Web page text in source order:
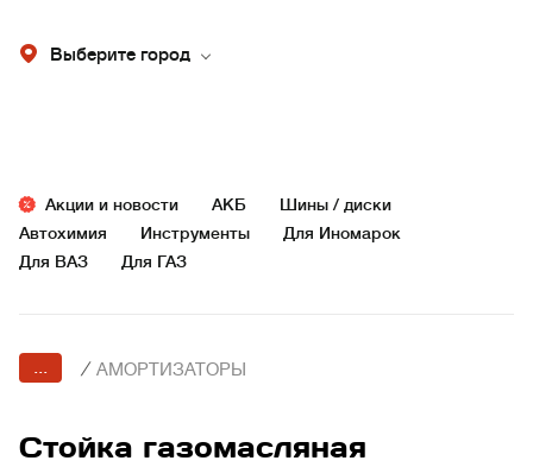
Выберите город
Акции и новости АКБ
Шины / диски
Автохимия
Инструменты
Для Иномарок
Для ВАЗ
Для ГАЗ
... / АМОРТИЗАТОРЫ
Стойка газомасляная